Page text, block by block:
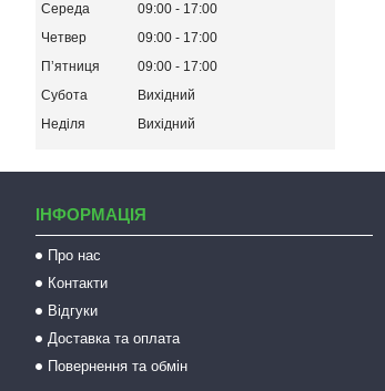
Середа
09:00
17:00
Четвер
09:00
17:00
Пʼятниця
09:00
17:00
Субота
Вихідний
Неділя
Вихідний
ІНФОРМАЦІЯ
Про нас
Контакти
Відгуки
Доставка та оплата
Повернення та обмін